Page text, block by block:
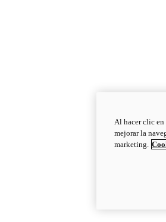
Al hacer clic en
mejorar la
marketing.